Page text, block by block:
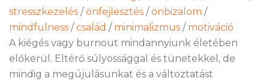
stresszkezelés / önfejlesztés / önbizalom /
mindfulness / család / minimalizmus / motiváció
A kiégés vagy burnout mindannyiunk életében
előkerül. Eltérő súlyossággal és tünetekkel, de
mindig a megújulásunkat és a változtatást